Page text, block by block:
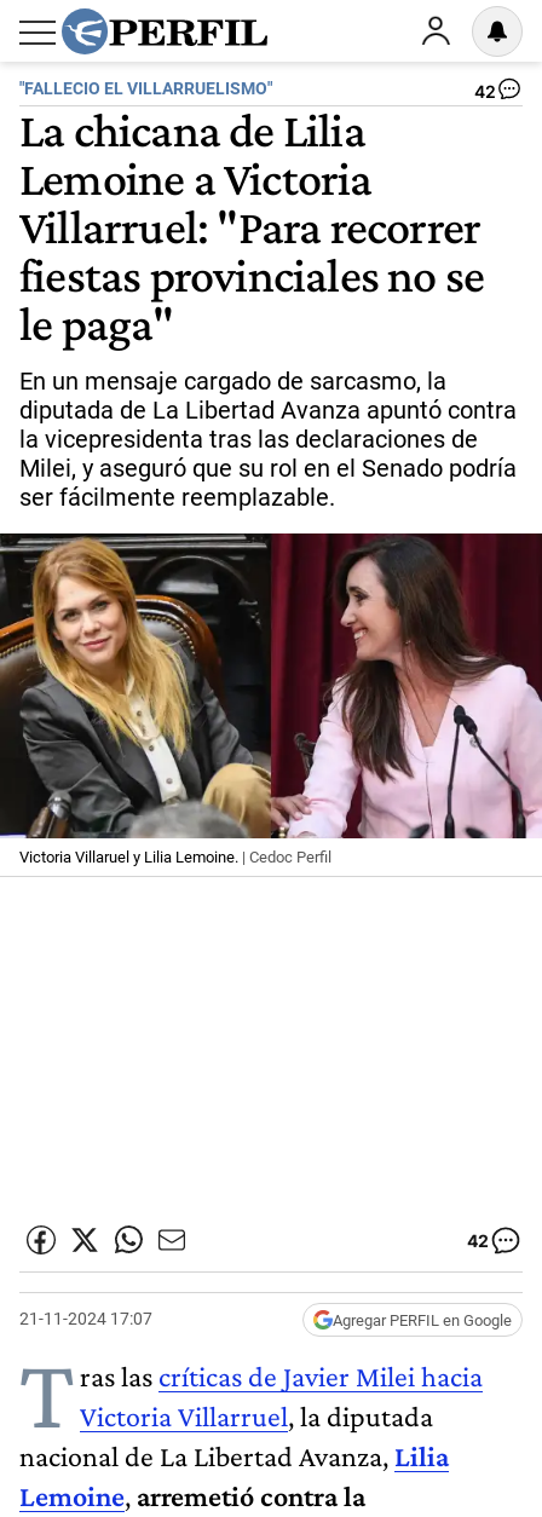
"FALLECIO EL VILLARRUELISMO" 42
La chicana de Lilia
Lemoine a Victoria
Villarruel: "Para recorrer
fiestas provinciales no se
le paga"
En un mensaje cargado de sarcasmo, la
diputada de La Libertad Avanza apuntó contra
la vicepresidenta tras las declaraciones de
Milei, y aseguró que su rol en el Senado podría
ser fácilmente reemplazable.
Victoria Villaruel y Lilia Lemoine. | Cedoc Perfil
42
21-11-2024 17:07 Agregar PERFIL en Google
Tras las críticas de Javier Milei hacia
Victoria Villarruel, la diputada
nacional de La Libertad Avanza, Lilia
Lemoine, arremetió contra la